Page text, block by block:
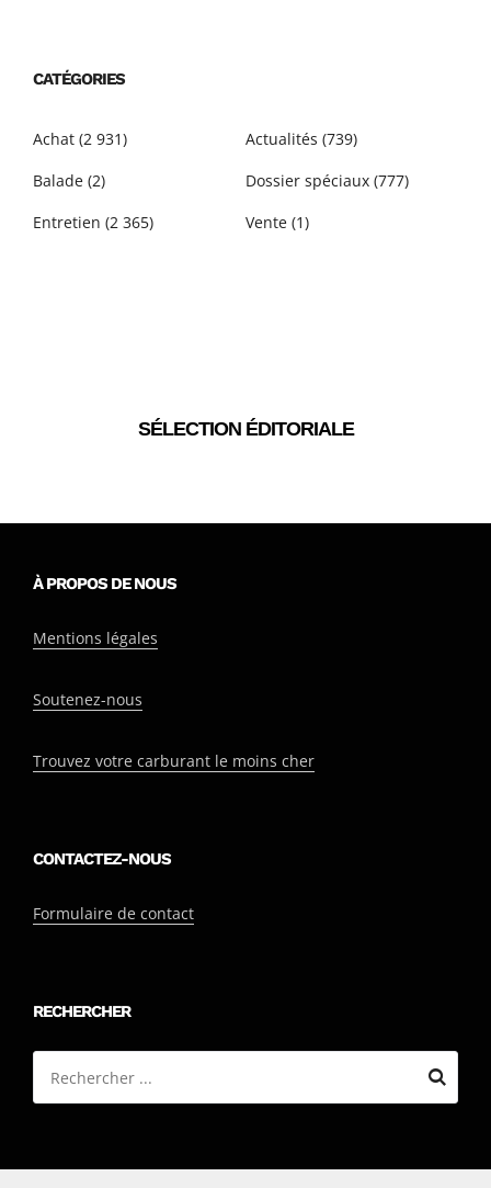
CATÉGORIES
Achat (2 931) Actualités (739)
Balade (2) Dossier spéciaux (777)
Entretien (2 365) Vente (1)
SÉLECTION ÉDITORIALE
À PROPOS DE NOUS
Mentions légales
Soutenez-nous
Trouvez votre carburant le moins cher
CONTACTEZ-NOUS
Formulaire de contact
RECHERCHER